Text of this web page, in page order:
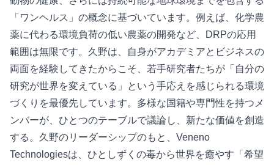
「ワンヘルス」の概念に基づいています。例えば、化学農
薬に代わる環境負荷の低い農薬の開発など、DRPの応用
範囲は無限です。久野は、自身がアカデミアとビジネスの
両面を経験してきたからこそ、若手研究者たちが「自分の
研究が世界を変えている」という手応えを感じられる環境
づくりを最優先しています。多様な国籍や専門性を持つメ
ンバーが、ひとつのテーブルで議論し、新たな価値を創造
する。久野のリーダーシップのもと、Veneno
Technologiesは、ひとしずくの毒から世界を癒やす「希望